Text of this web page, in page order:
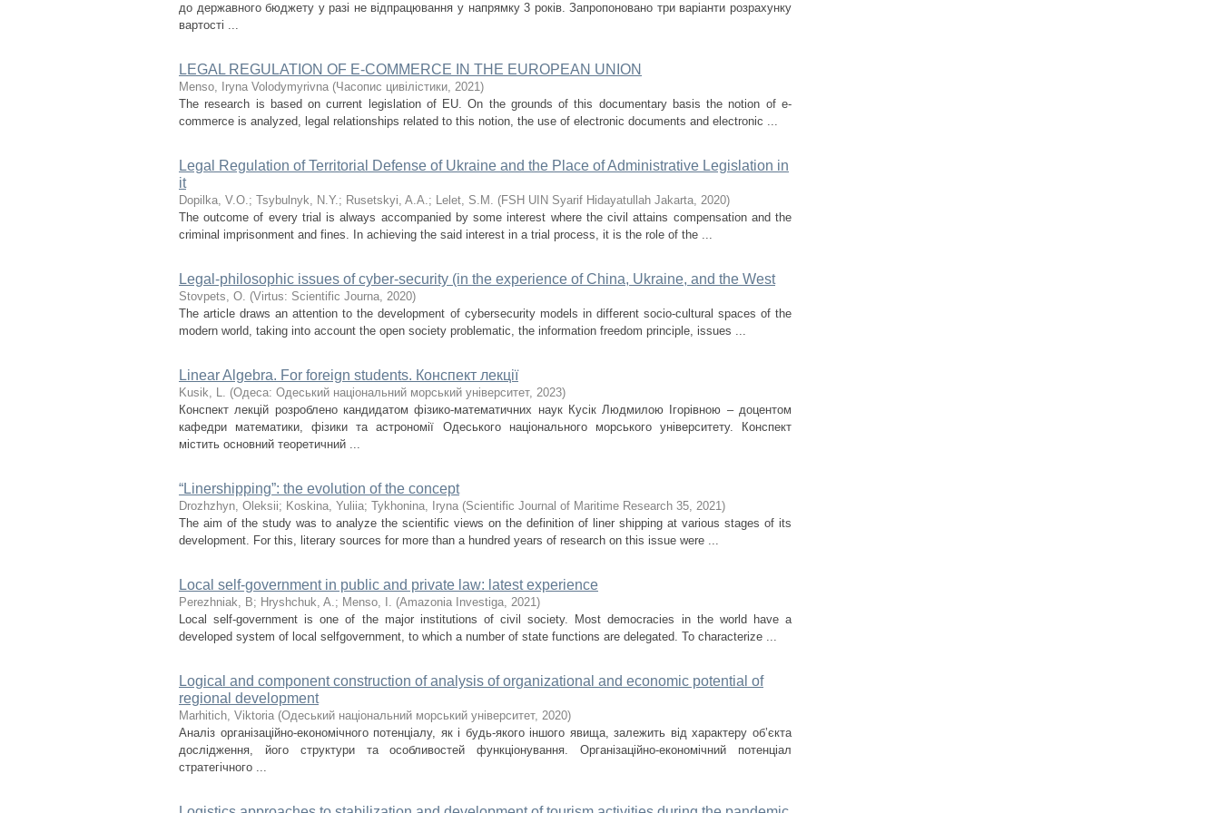
до державного бюджету у разі не відпрацювання у напрямку 3 років. Запропоновано три варіанти розрахунку
вартості ...
LEGAL REGULATION OF E-COMMERCE IN THE EUROPEAN UNION
Menso, Iryna Volodymyrivna (Часопис цивілістики, 2021)
The research is based on current legislation of EU. On the grounds of this documentary basis the notion of e-
commerce is analyzed, legal relationships related to this notion, the use of electronic documents and electronic ...
Legal Regulation of Territorial Defense of Ukraine and the Place of Administrative Legislation in
it
Dopilka, V.O.; Tsybulnyk, N.Y.; Rusetskyi, A.A.; Lelet, S.M. (FSH UIN Syarif Hidayatullah Jakarta, 2020)
The outcome of every trial is always accompanied by some interest where the civil attains compensation and the
criminal imprisonment and fines. In achieving the said interest in a trial process, it is the role of the ...
Legal-philosophic issues of cyber-security (in the experience of China, Ukraine, and the West
Stovpets, О. (Virtus: Scientific Journa, 2020)
The article draws an attention to the development of cybersecurity models in different socio-cultural spaces of the
modern world, taking into account the open society problematic, the information freedom principle, issues ...
Linear Algebra. For foreign students. Конспект лекції
Kusik, L. (Одеса: Одеський національний морський університет, 2023)
Конспект лекцій розроблено кандидатом фізико-математичних наук Кусік Людмилою Ігорівною – доцентом
кафедри математики, фізики та астрономії Одеського національного морського університету. Конспект
містить основний теоретичний ...
“Linershipping”: the evolution of the concept
Drozhzhyn, Oleksii; Koskina, Yuliia; Tykhonina, Iryna (Scientific Journal of Maritime Research 35, 2021)
The aim of the study was to analyze the scientific views on the definition of liner shipping at various stages of its
development. For this, literary sources for more than a hundred years of research on this issue were ...
Local self-government in public and private law: latest experience
Perezhniak, B; Hryshchuk, A.; Menso, І. (Amazonia Investiga, 2021)
Local self-government is one of the major institutions of civil society. Most democracies in the world have a
developed system of local selfgovernment, to which a number of state functions are delegated. To characterize ...
Logical and component construction of analysis of organizational and economic potential of
regional development
Marhitich, Viktoria (Одеський національний морський університет, 2020)
Аналіз організаційно-економічного потенціалу, як і будь-якого іншого явища, залежить від характеру об’єкта
дослідження, його структури та особливостей функціонування. Організаційно-економічний потенціал
стратегічного ...